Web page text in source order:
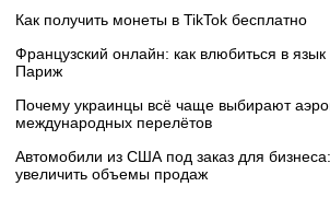
Как получить монеты в TikTok бесплатно
Французский онлайн: как влюбиться в язык
Париж
Почему украинцы всё чаще выбирают
международных перелётов
Автомобили из США под заказ для
увеличить объемы продаж